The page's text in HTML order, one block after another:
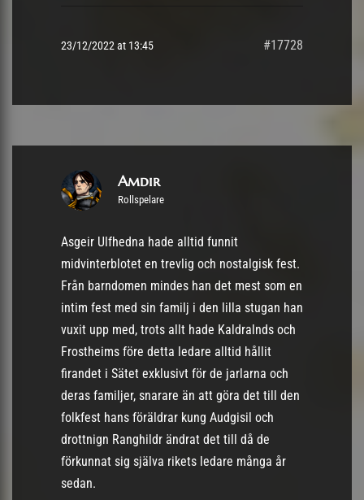
23/12/2022 at 13:45 #17728
Amdir
Rollspelare
Asgeir Ulfhedna hade alltid funnit
midvinterblotet en trevlig och nostalgisk fest.
Från barndomen mindes han det mest som en
intim fest med sin familj i den lilla stugan han
vuxit upp med, trots allt hade Kaldralnds och
Frostheims före detta ledare alltid hållit
firandet i Sätet exklusivt för de jarlarna och
deras familjer, snarare än att göra det till den
folkfest hans föräldrar kung Audgisil och
drottnign Ranghildr ändrat det till då de
förkunnat sig själva rikets ledare många år
sedan.